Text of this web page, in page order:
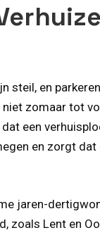
steil, en
zomaar tot
een
en zorgt
jaren-
zoals Lent en